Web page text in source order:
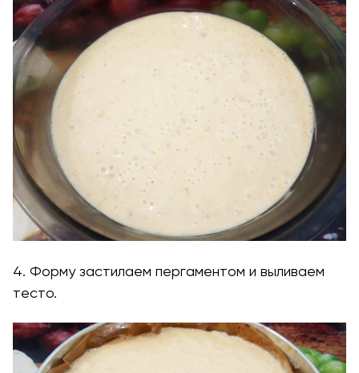
4. Форму застилаем пергаментом и выливаем
тесто.